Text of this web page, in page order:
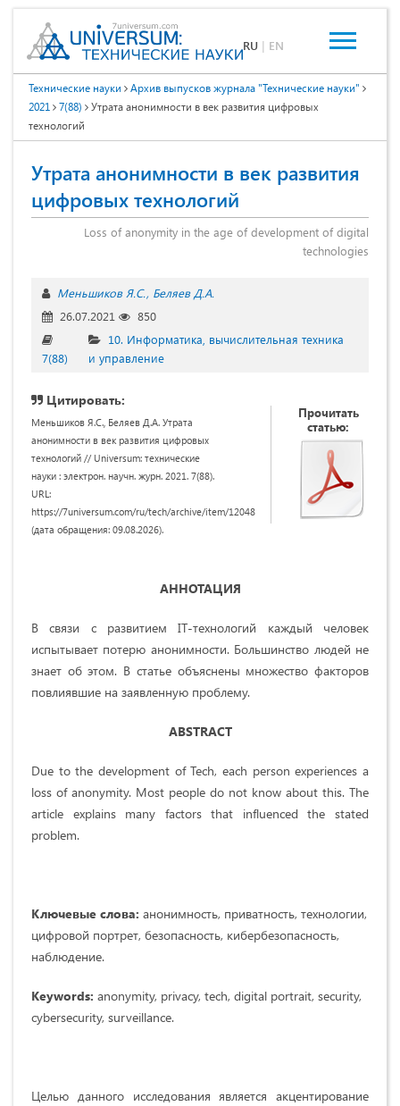
RU | EN
Технические науки
Архив выпусков журнала "Технические науки"
2021
7(88)
Утрата анонимности в век развития цифровых
технологий
Утрата анонимности в век развития
цифровых технологий
Loss of anonymity in the age of development of digital
technologies
Меньшиков Я.С. Беляев Д.А.
26.07.2021
850
7(88)
10. Информатика, вычислительная техника
и управление
Цитировать:
Меньшиков Я.С., Беляев Д.А. Утрата
анонимности в век развития цифровых
технологий // Universum: технические
науки : электрон. научн. журн. 2021. 7(88).
URL:
https://7universum.com/ru/tech/archive/item/12048
(дата обращения: 09.08.2026).
Прочитать
статью:
АННОТАЦИЯ
В связи с развитием IT-технологий каждый человек
испытывает потерю анонимности. Большинство людей не
знает об этом. В статье объяснены множество факторов
повлиявшие на заявленную проблему.
ABSTRACT
Due to the development of Tech, each person experiences a
loss of anonymity. Most people do not know about this. The
article explains many factors that influenced the stated
problem.
Ключевые слова: анонимность, приватность, технологии,
цифровой портрет, безопасность, кибербезопасность,
наблюдение.
Keywords: anonymity, privacy, tech, digital portrait, security,
cybersecurity, surveillance.
Целью данного исследования является акцентирование